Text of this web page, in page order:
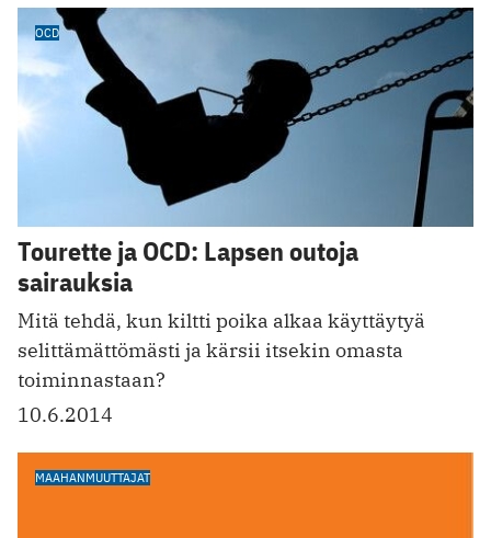
OCD
Tourette ja OCD: Lapsen outoja
sairauksia
Mitä tehdä, kun kiltti poika alkaa käyttäytyä
selittämättömästi ja kärsii itsekin omasta
toiminnastaan?
10.6.2014
MAAHANMUUTTAJAT